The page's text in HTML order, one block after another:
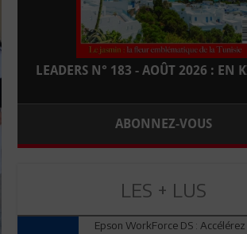
LEADERS N° 183 - AOÛT 2026 : EN
ABONNEZ-VOUS
LES + LUS
Epson WorkForce DS : Accélérez